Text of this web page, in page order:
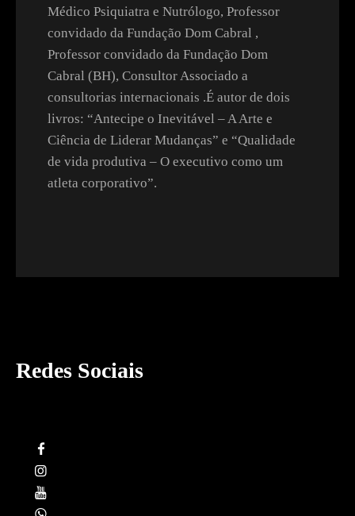
Médico Psiquiatra e Nutrólogo, Professor
convidado da Fundação Dom Cabral ,
Professor convidado da Fundação Dom
Cabral (BH), Consultor Associado a
consultorias internacionais .É autor de dois
livros: “Antecipe o Inevitável – A Arte e
Ciência de Liderar Mudanças” e “Qualidade
de vida produtiva – O executivo como um
atleta corporativo”.
Redes Sociais